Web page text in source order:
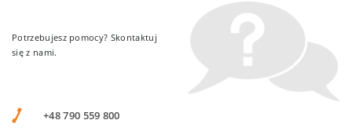
Potrzebujesz pomocy? Skontaktuj
się z nami.
+48 790 559 800